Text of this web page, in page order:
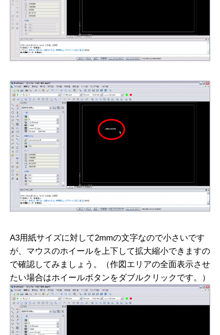
A3用紙サイズに対して2mmの文字なので小さいです
が、マウスのホイールを上下して拡大縮小できますの
で確認してみましょう。（作図エリアの全面表示させ
たい場合はホイールボタンをダブルクリックです。）